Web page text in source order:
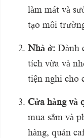
làm mát và
tạo môi
Nhà ở: Dành
tích vừa và
tiện nghi cho
Cửa hàng và
mua sắm và
hàng, quán